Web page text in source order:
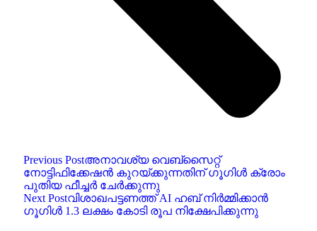
Previous Postഅനാവശ്യ വെബ്‌സൈറ്റ്
നോട്ടിഫിക്കേഷൻ കുറയ്ക്കുന്നതിന് ഗൂഗിൾ ക്രോം
പുതിയ ഫീച്ചർ ചേർക്കുന്നു
Next Postവിശാഖപട്ടണത്ത് AI ഹബ് നിർമ്മിക്കാൻ
ഗൂഗിൾ 1.3 ലക്ഷം കോടി രൂപ നിക്ഷേപിക്കുന്നു